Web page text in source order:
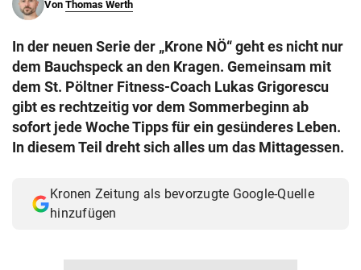
Von Thomas Werth
In der neuen Serie der „Krone NÖ“ geht es nicht nur
dem Bauchspeck an den Kragen. Gemeinsam mit
dem St. Pöltner Fitness-Coach Lukas Grigorescu
gibt es rechtzeitig vor dem Sommerbeginn ab
sofort jede Woche Tipps für ein gesünderes Leben.
In diesem Teil dreht sich alles um das Mittagessen.
Kronen Zeitung als bevorzugte Google-Quelle
hinzufügen